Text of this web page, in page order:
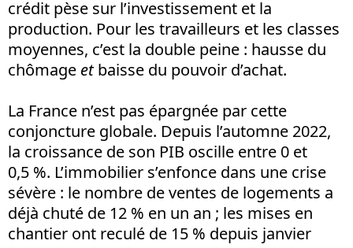
crédit pèse sur l’investissement et la
production. Pour les travailleurs et les classes
moyennes, c’est la double peine : hausse du
chômage etbaisse du pouvoir d’achat.
La France n’est pas épargnée par cette
conjoncture globale. Depuis l’automne 2022,
la croissance de son PIB oscille entre 0 et
0,5 %. L’immobilier s’enfonce dans une crise
sévère : le nombre de ventes de logements a
déjà chuté de 12 % en un an ; les mises en
chantier ont reculé de 15 % depuis janvier